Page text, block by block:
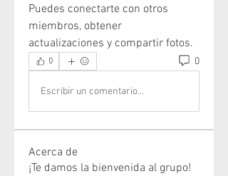
Puedes conectarte con otros
miembros, obtener
actualizaciones y compartir fotos.
0 0
Escribir un comentario...
Acerca de
¡Te damos la bienvenida al grupo!